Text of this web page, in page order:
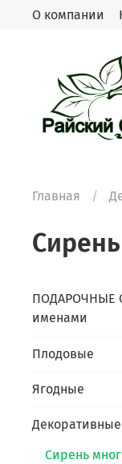
О компании
Главная
ПОДАРОЧНЫЕ
именами
Плодовые
Ягодные
Декоративные
Сирень